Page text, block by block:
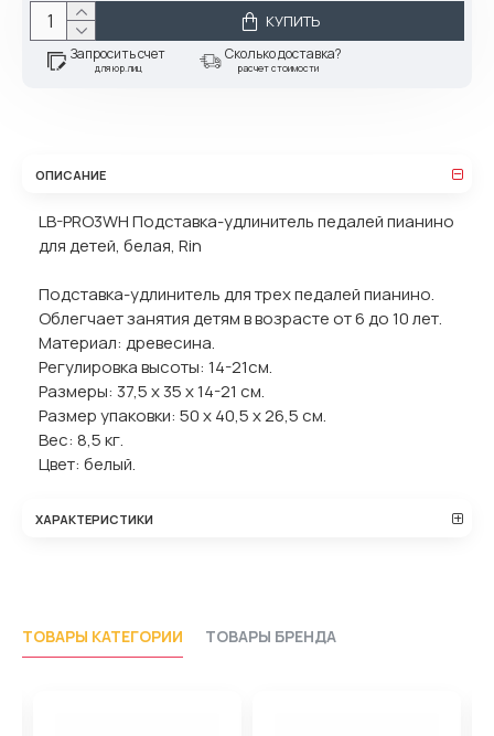
КУПИТЬ
Запросить счет
для юр.лиц
Сколько доставка?
расчет стоимости
ОПИСАНИЕ
LB-PRO3WH Подставка-удлинитель педалей пианино
для детей, белая, Rin
Подставка-удлинитель для трех педалей пианино.
Облегчает занятия детям в возрасте от 6 до 10 лет.
Материал: древесина.
Регулировка высоты: 14-21см.
Размеры: 37,5 х 35 х 14-21 см.
Размер упаковки: 50 х 40,5 х 26,5 см.
Вес: 8,5 кг.
Цвет: белый.
ХАРАКТЕРИСТИКИ
ТОВАРЫ КАТЕГОРИИ ТОВАРЫ БРЕНДА